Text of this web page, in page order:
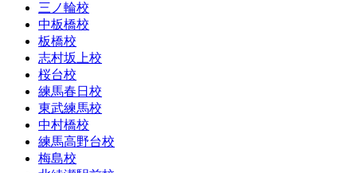
三ノ輪校
中板橋校
板橋校
志村坂上校
桜台校
練馬春日校
東武練馬校
中村橋校
練馬高野台校
梅島校